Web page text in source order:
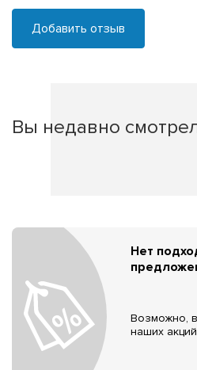
Добавить отзыв
Вы недавно
Нет
Возможно,
наших